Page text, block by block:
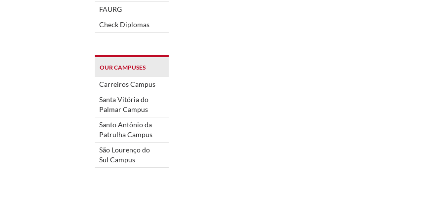
FAURG
Check Diplomas
OUR CAMPUSES
Carreiros Campus
Santa Vitória do
Palmar Campus
Santo Antônio da
Patrulha Campus
São Lourenço do
Sul Campus